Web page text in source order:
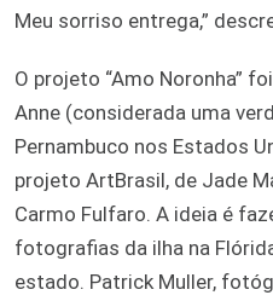
Meu sorriso entrega,”
O projeto “Amo Noronha”
Anne (considerada uma
Pernambuco nos Estados
projeto ArtBrasil, de Jade
Carmo Fulfaro. A ideia é
fotografias da ilha na
estado. Patrick Muller,